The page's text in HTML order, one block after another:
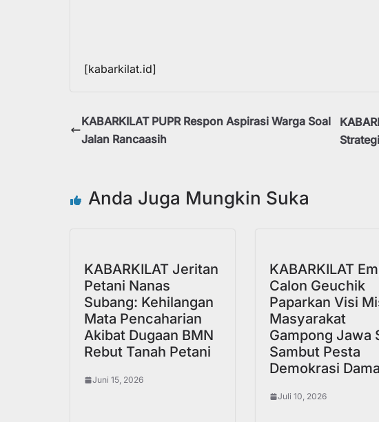
[kabarkilat.id]
KABARKILAT PUPR Respon Aspirasi Warga Soal
Jalan Rancaasih
Anda Juga Mungkin Suka
KABARKILAT Jeritan
Petani Nanas
Subang: Kehilangan
Mata Pencaharian
Akibat Dugaan BMN
Rebut Tanah Petani
Juni 15, 2026
KABARKILAT
Calon Geuchik
Paparkan Visi
Masyarakat
Gampong Jawa
Sambut Pesta
Demokrasi
Juli 10, 2026